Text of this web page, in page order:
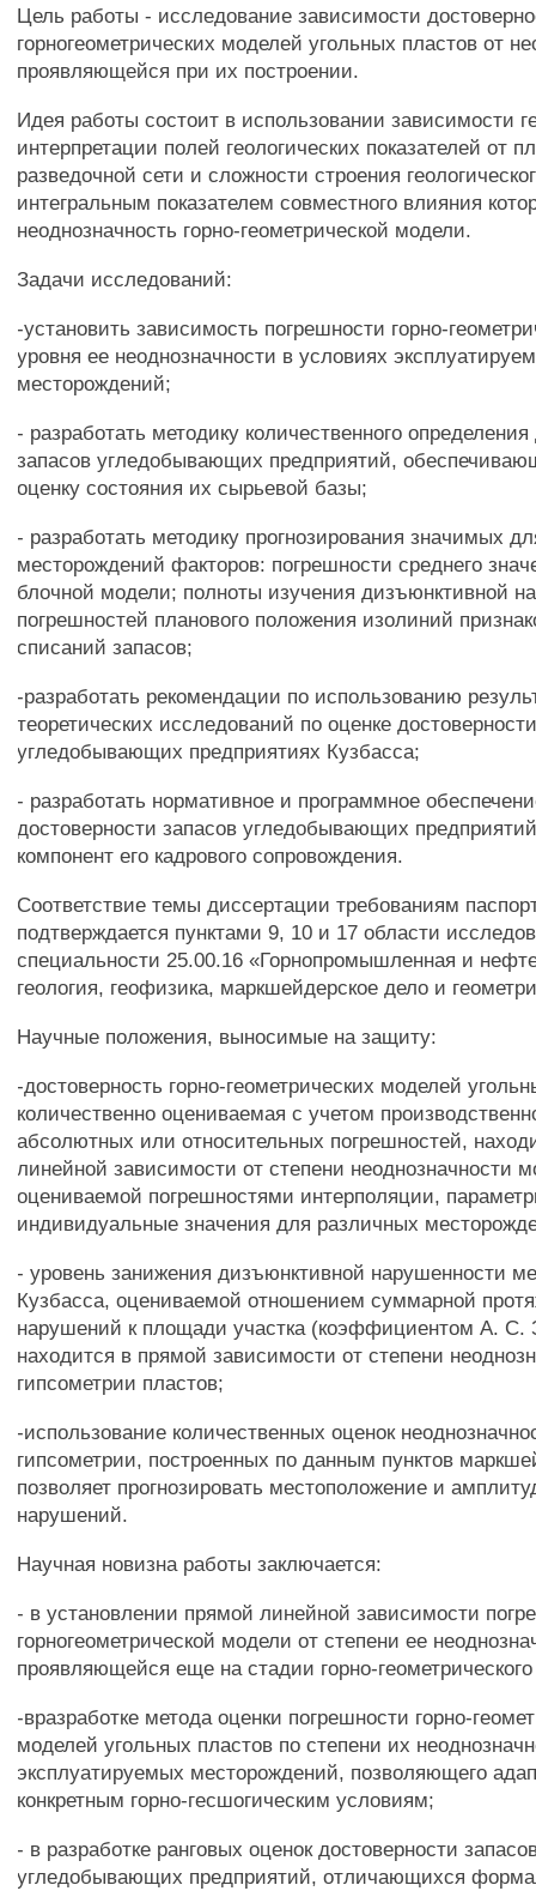
Цель работы - исследование зависимости
горногеометрических моделей угольных пластов от
проявляющейся при их построении.
Идея работы состоит в использовании зависимости
интерпретации полей геологических показателей от
разведочной сети и сложности строения
интегральным показателем совместного влияния
неоднозначность горно-геометрической модели.
Задачи исследований:
-установить зависимость погрешности горно-
уровня ее неоднозначности в условиях
месторождений;
- разработать методику количественного
запасов угледобывающих предприятий,
оценку состояния их сырьевой базы;
- разработать методику прогнозирования значимых
месторождений факторов: погрешности среднего
блочной модели; полноты изучения дизъюнктивной
погрешностей планового положения изолиний
списаний запасов;
-разработать рекомендации по использованию
теоретических исследований по оценке
угледобывающих предприятиях Кузбасса;
- разработать нормативное и программное
достоверности запасов угледобывающих
компонент его кадрового сопровождения.
Соответствие темы диссертации требованиям
подтверждается пунктами 9, 10 и 17 области
специальности 25.00.16 «Горнопромышленная и
геология, геофизика, маркшейдерское дело и
Научные положения, выносимые на защиту:
-достоверность горно-геометрических моделей
количественно оцениваемая с учетом
абсолютных или относительных погрешностей,
линейной зависимости от степени неоднозначности
оцениваемой погрешностями интерполяции,
индивидуальные значения для различных
- уровень занижения дизъюнктивной нарушенности
Кузбасса, оцениваемой отношением суммарной
нарушений к площади участка (коэффициентом А. С.
находится в прямой зависимости от степени
гипсометрии пластов;
-использование количественных оценок
гипсометрии, построенных по данным пунктов
позволяет прогнозировать местоположение и
нарушений.
Научная новизна работы заключается:
- в установлении прямой линейной зависимости
горногеометрической модели от степени ее
проявляющейся еще на стадии горно-
-вразработке метода оценки погрешности горно-
моделей угольных пластов по степени их
эксплуатируемых месторождений, позволяющего
конкретным горно-гесшогическим условиям;
- в разработке ранговых оценок достоверности
угледобывающих предприятий, отличающихся